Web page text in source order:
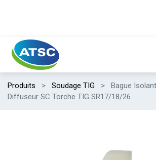
Produits Soudage TIG
Bague
Diffuseur SC Torche TIG SR17/18/26